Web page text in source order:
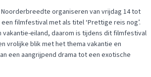
organiseren van vrijdag 14 tot
filmfestival met als titel ‘Prettige reis nog’.
vakantie-eiland, daarom is tijdens dit filmfestival
vrolijke blik met het thema vakantie en
een aangrijpend drama tot een exotische